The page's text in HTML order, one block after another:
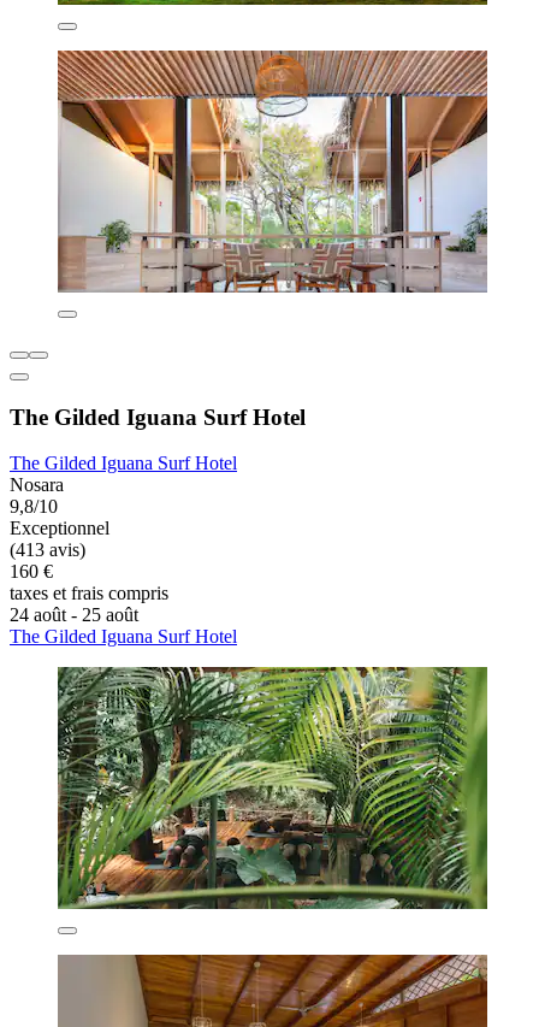
The Gilded Iguana Surf Hotel
The Gilded Iguana Surf Hotel
Nosara
9,8/10
Exceptionnel
(413 avis)
160 €
taxes et frais compris
24 août - 25 août
The Gilded Iguana Surf Hotel